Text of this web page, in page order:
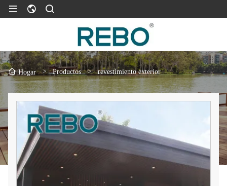
Hogar > Productos > revestimiento exterior